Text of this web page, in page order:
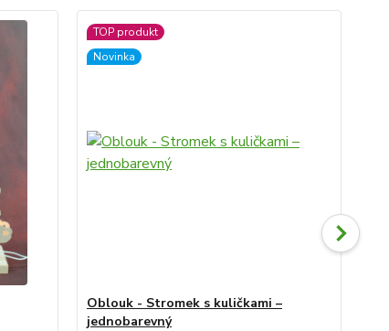
TOP produkt
Novinka
Oblouk - Stromek s kuličkami –
jednobarevný